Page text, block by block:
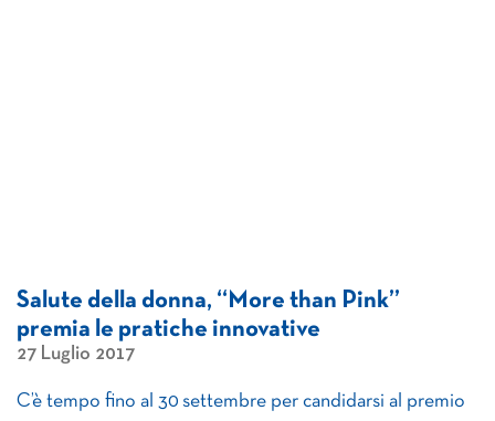
Salute della donna, “More than Pink”
premia le pratiche innovative
27 Luglio 2017
C’è tempo fino al 30 settembre per candidarsi al premio